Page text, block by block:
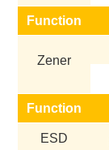
Function
Zener
Function
ESD